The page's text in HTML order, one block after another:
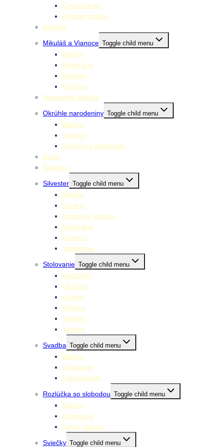
Omaľovánky
Plyšové hračky
Konfety
Mikuláš a Vianoce Toggle child menu
Balóny
Dekorácie
Doplnky
Kostýmy
Narodenie dieťaťa
Okrúhle narodeniny Toggle child menu
Balóny
Sviečky
Doplnky a dekorácie
Retro
Šarkany
Silvester Toggle child menu
Balóny
Konfety
Prskavky, fontány
Dekorácie
Doplnky
Stolovanie
Stolovanie Toggle child menu
Klobúčiky
Obrúsky
Obrusy
Poháre
Slamky
Taniere
Svadba Toggle child menu
Balóny
Dekorácie
Fotorekvizity
Rozlúčka so slobodou Toggle child menu
Balóny
Dekorácie
Šerpy, závoje
Sviečky Toggle child menu